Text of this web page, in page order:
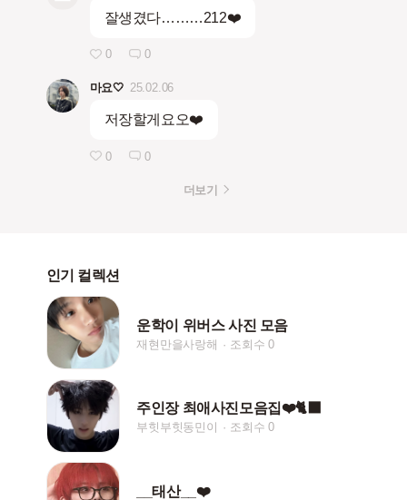
잘생겼다………212❤️
0 0
마요🤍 25.02.06
저장할게요오❤️
0 0
더보기
인기 컬렉션
운학이 위버스 사진 모음
재현만을사랑해 조회수 0
주인장 최애사진모음집❤️🐈‍⬛
부힛부힛동민이 조회수 0
__태산__❤️